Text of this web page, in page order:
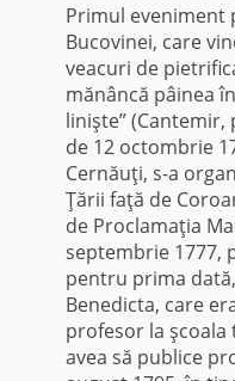
Primul eveniment
Bucovinei, care
veacuri de
mănâncă pâinea
linişte” (Cantemir,
de 12 octombrie
Cernăuţi, s-a
Ţării faţă de
de Proclamaţia
septembrie 1777,
pentru prima
Benedicta, care
profesor la şcoala
avea să publice